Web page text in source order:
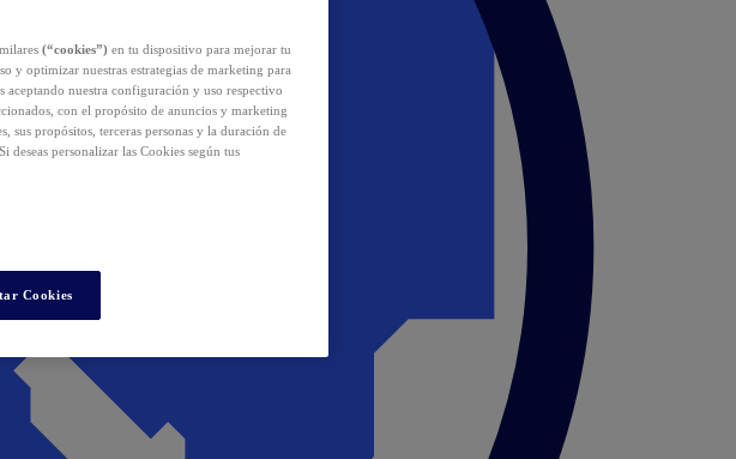
(“cookies”) en tu dispositivo para mejorar tu
y optimizar nuestras estrategias de marketing para
aceptando nuestra configuración y uso respectivo
con el propósito de anuncios y marketing
sus propósitos, terceras personas y la duración de
. Si deseas personalizar las Cookies según tus
Cookies